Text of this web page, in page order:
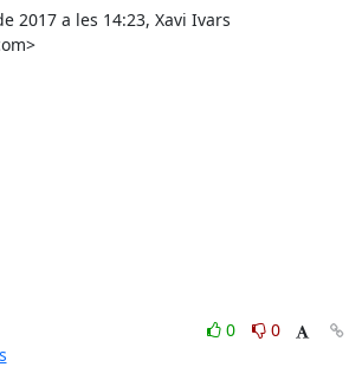
2017 a les 14:23, Xavi Ivars
0
0